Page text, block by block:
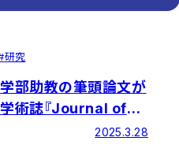
研究
部助教の筆頭論文が
術誌『Journal of
2025.3.28